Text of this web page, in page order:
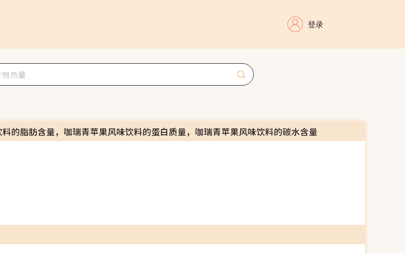
登录
的脂肪含量，咖瑞青苹果风味饮料的蛋白质量，咖瑞青苹果风味饮料的碳水含量